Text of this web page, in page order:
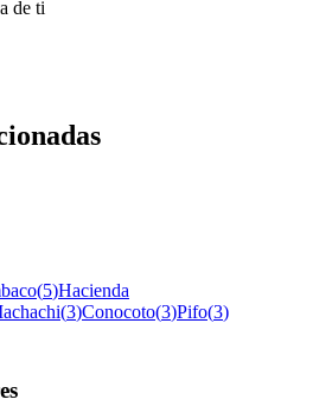
de ti
(5)Hacienda
(3)Conocoto(3)Pifo(3)